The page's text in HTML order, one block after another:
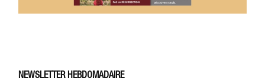
NEWSLETTER HEBDOMADAIRE